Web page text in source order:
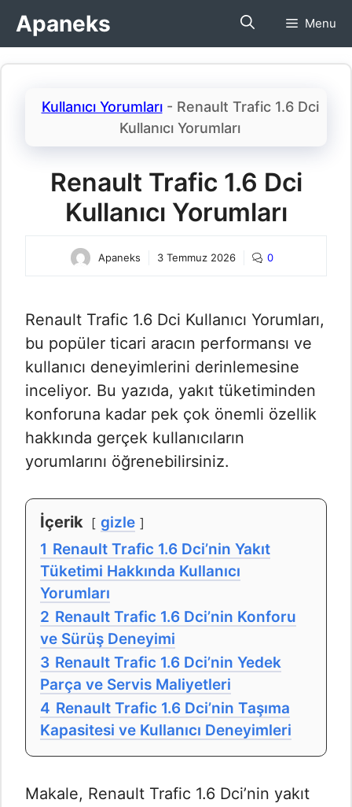
İçeriğe
atlaApaneks Menu
Kullanıcı Yorumları- Renault Trafic 1.6 Dci
Kullanıcı Yorumları​
Renault Trafic 1.6 Dci
Kullanıcı Yorumları​
Apaneks 3 Temmuz 2026 0
Renault Trafic 1.6 Dci Kullanıcı Yorumları​,
bu popüler ticari aracın performansı ve
kullanıcı deneyimlerini derinlemesine
inceliyor. Bu yazıda, yakıt tüketiminden
konforuna kadar pek çok önemli özellik
hakkında gerçek kullanıcıların
yorumlarını öğrenebilirsiniz.
İçerik
gizle
1 Renault Trafic 1.6 Dci’nin Yakıt
Tüketimi Hakkında Kullanıcı
Yorumları
2 Renault Trafic 1.6 Dci’nin Konforu
ve Sürüş Deneyimi
3 Renault Trafic 1.6 Dci’nin Yedek
Parça ve Servis Maliyetleri
4 Renault Trafic 1.6 Dci’nin Taşıma
Kapasitesi ve Kullanıcı Deneyimleri
Makale, Renault Trafic 1.6 Dci’nin yakıt